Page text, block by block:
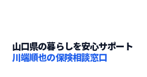
山口県の暮らしを安心サポート
川端順也の保険相談窓口